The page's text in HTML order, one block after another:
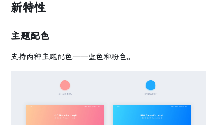
新特性
主题配色
支持两种主题配色——蓝色和粉色。